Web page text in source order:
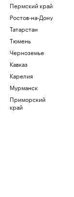
Пермский край
Ростов-на-Дону
Татарстан
Тюмень
Черноземье
Кавказ
Карелия
Мурманск
Приморский
край